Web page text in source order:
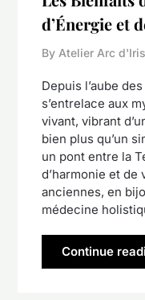
d’Énergie et
By Atelier Arc
Depuis l’aube
s’entrelace aux
vivant, vibrant
bien plus qu’un
un pont entre la
d’harmonie et
anciennes, en
médecine
Continue